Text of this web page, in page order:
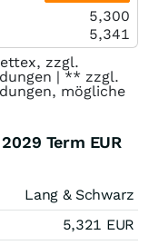
5,300
5,341
zzgl.
| ** zzgl.
mögliche
Term EUR
Lang & Schwarz
5,321 EUR